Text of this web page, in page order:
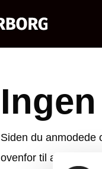
Siden du anmodede
ovenfor til at